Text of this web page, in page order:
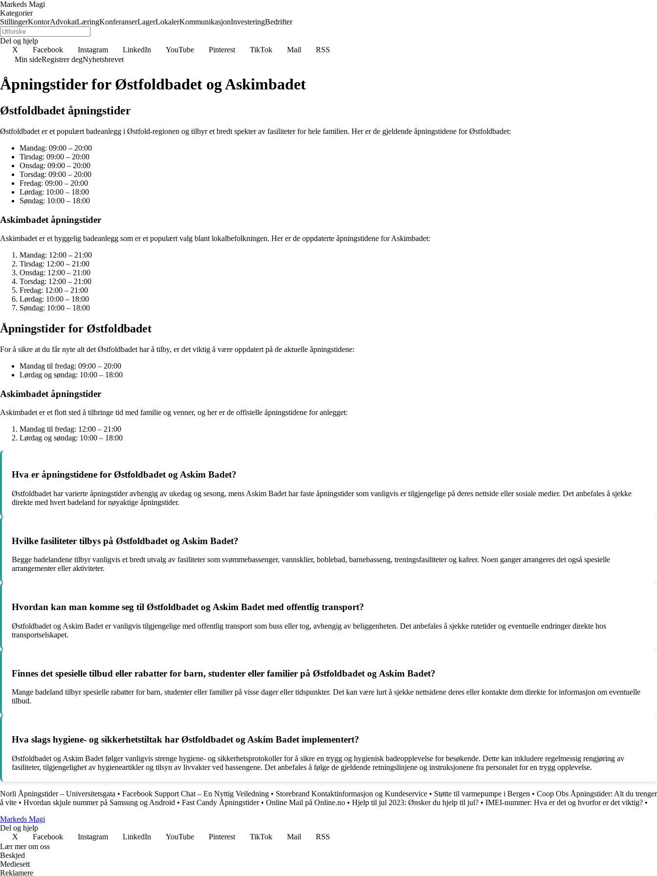
Markeds Magi
Kategorier
StillingerKontorAdvokatLæringKonferanserLagerLokalerKommunikasjonInvesteringBedrifter
Del og hjelp
X
Facebook Instagram LinkedIn YouTube Pinterest TikTok Mail
RSS
Min sideRegistrer degNyhetsbrevet
Åpningstider for Østfoldbadet og Askimbadet
Østfoldbadet åpningstider
Østfoldbadet er et populært badeanlegg i Østfold-regionen og tilbyr et bredt spekter av fasiliteter for hele familien. Her er de gjeldende åpningstidene for Østfoldbadet:
Mandag: 09:00 – 20:00
Tirsdag: 09:00 – 20:00
Onsdag: 09:00 – 20:00
Torsdag: 09:00 – 20:00
Fredag: 09:00 – 20:00
Lørdag: 10:00 – 18:00
Søndag: 10:00 – 18:00
Askimbadet åpningstider
Askimbadet er et hyggelig badeanlegg som er et populært valg blant lokalbefolkningen. Her er de oppdaterte åpningstidene for Askimbadet:
Mandag: 12:00 – 21:00
Tirsdag: 12:00 – 21:00
Onsdag: 12:00 – 21:00
Torsdag: 12:00 – 21:00
Fredag: 12:00 – 21:00
Lørdag: 10:00 – 18:00
Søndag: 10:00 – 18:00
Åpningstider for Østfoldbadet
For å sikre at du får nyte alt det Østfoldbadet har å tilby, er det viktig å være oppdatert på de aktuelle åpningstidene:
Mandag til fredag: 09:00 – 20:00
Lørdag og søndag: 10:00 – 18:00
Askimbadet åpningstider
Askimbadet er et flott sted å tilbringe tid med familie og venner, og her er de offisielle åpningstidene for anlegget:
Mandag til fredag: 12:00 – 21:00
Lørdag og søndag: 10:00 – 18:00
Hva er åpningstidene for Østfoldbadet og Askim Badet?
Østfoldbadet har varierte åpningstider avhengig av ukedag og sesong, mens Askim Badet har faste åpningstider som vanligvis er tilgjengelige på deres nettside eller sosiale medier. Det anbefales å sjekke
direkte med hvert badeland for nøyaktige åpningstider.
Hvilke fasiliteter tilbys på Østfoldbadet og Askim Badet?
Begge badelandene tilbyr vanligvis et bredt utvalg av fasiliteter som svømmebassenger, vannsklier, boblebad, barnebasseng, treningsfasiliteter og kafeer. Noen ganger arrangeres det også spesielle
arrangementer eller aktiviteter.
Hvordan kan man komme seg til Østfoldbadet og Askim Badet med offentlig transport?
Østfoldbadet og Askim Badet er vanligvis tilgjengelige med offentlig transport som buss eller tog, avhengig av beliggenheten. Det anbefales å sjekke rutetider og eventuelle endringer direkte hos
transportselskapet.
Finnes det spesielle tilbud eller rabatter for barn, studenter eller familier på Østfoldbadet og Askim Badet?
Mange badeland tilbyr spesielle rabatter for barn, studenter eller familier på visse dager eller tidspunkter. Det kan være lurt å sjekke nettsidene deres eller kontakte dem direkte for informasjon om eventuelle
tilbud.
Hva slags hygiene- og sikkerhetstiltak har Østfoldbadet og Askim Badet implementert?
Østfoldbadet og Askim Badet følger vanligvis strenge hygiene- og sikkerhetsprotokoller for å sikre en trygg og hygienisk badeopplevelse for besøkende. Dette kan inkludere regelmessig rengjøring av
fasiliteter, tilgjengelighet av hygieneartikler og tilsyn av livvakter ved bassengene. Det anbefales å følge de gjeldende retningslinjene og instruksjonene fra personalet for en trygg opplevelse.
Norli Åpningstider – Universitetsgata • Facebook Support Chat – En Nyttig Veiledning • Storebrand Kontaktinformasjon og Kundeservice • Støtte til varmepumpe i Bergen • Coop Obs Åpningstider: Alt du trenger
å vite • Hvordan skjule nummer på Samsung og Android • Fast Candy Åpningstider• Online Mail på Online.no • Hjelp til jul 2023: Ønsker du hjelp til jul? • IMEI-nummer: Hva er det og hvorfor er det viktig? •
Markeds Magi
Del og hjelp
X
Facebook Instagram LinkedIn YouTube Pinterest TikTok Mail
RSS
Lær mer om oss
Beskjed
Mediesett
Reklamere